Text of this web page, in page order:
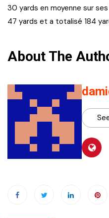
30 yards en moyenne sur
47 yards et a totalisé 184
About The